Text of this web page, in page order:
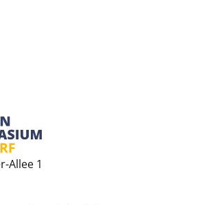
Allee 1